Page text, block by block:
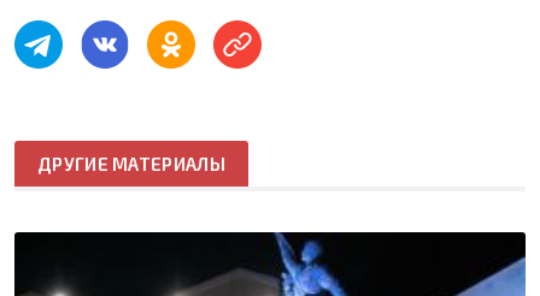
ДРУГИЕ МАТЕРИАЛЫ